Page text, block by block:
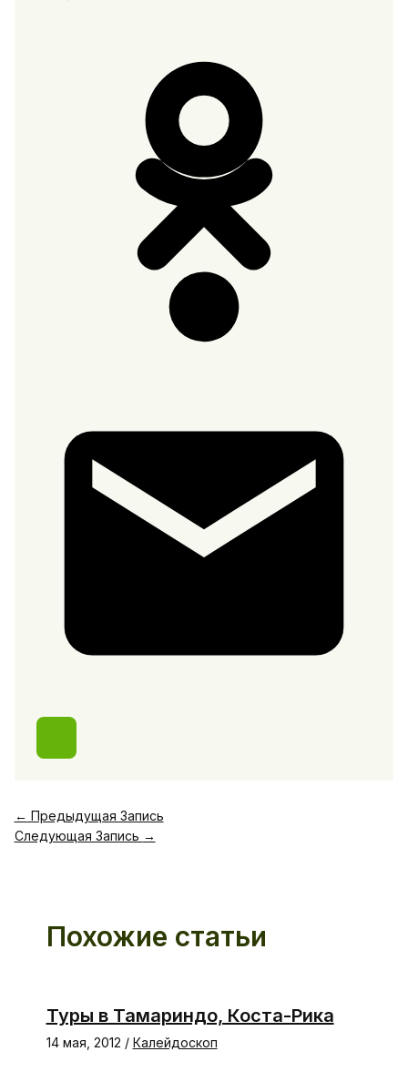
← Предыдущая Запись
Следующая Запись →
Похожие статьи
Туры в Тамариндо, Коста-Рика
14 мая, 2012 / Калейдоскоп